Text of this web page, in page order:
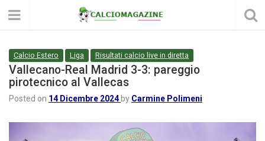
Calcio Estero Liga Risultati calcio live in diretta
Vallecano-Real Madrid 3-3: pareggio
pirotecnico al Vallecas
Posted on 14 Dicembre 2024 by Carmine Polimeni